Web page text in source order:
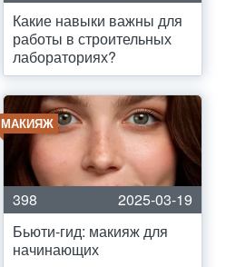
Какие навыки важны для
работы в строительных
лабораториях?
МАКИЯЖ
398
2025-03-19
Бьюти-гид: макияж для
начинающих